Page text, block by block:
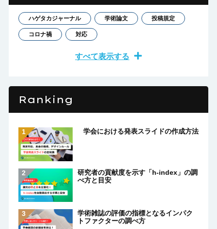
ハゲタカジャーナル 学術論文 投稿規定
コロナ禍 対応
すべて表示する
Ranking
学会における発表スライドの作成方法
研究者の貢献度を示す「h-index」の調
べ方と目安
学術雑誌の評価の指標となるインパク
トファクターの調べ方